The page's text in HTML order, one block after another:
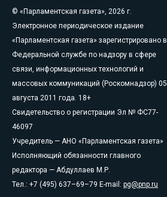
© «Парламентская газета», 2026 г.
Электронное периодическое издание
«Парламентская газета» зарегистрировано в
Федеральной службе по надзору в сфере
связи, информационных технологий и
массовых коммуникаций (Роскомнадзор) 05
августа 2011 года. 18+
Свидетельство о регистрации Эл № ФС77-
46097
Учредитель — АНО «Парламентская газета»
Исполняющий обязанности главного
редактора — Абдуллаев М.Р.
Тел.: +7 (495) 637–69–79 E-mail: pg@pnp.ru